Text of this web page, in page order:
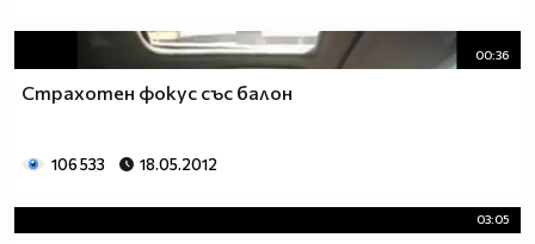
00:36
Страхотен фокус със балон
106 533 18.05.2012
03:05